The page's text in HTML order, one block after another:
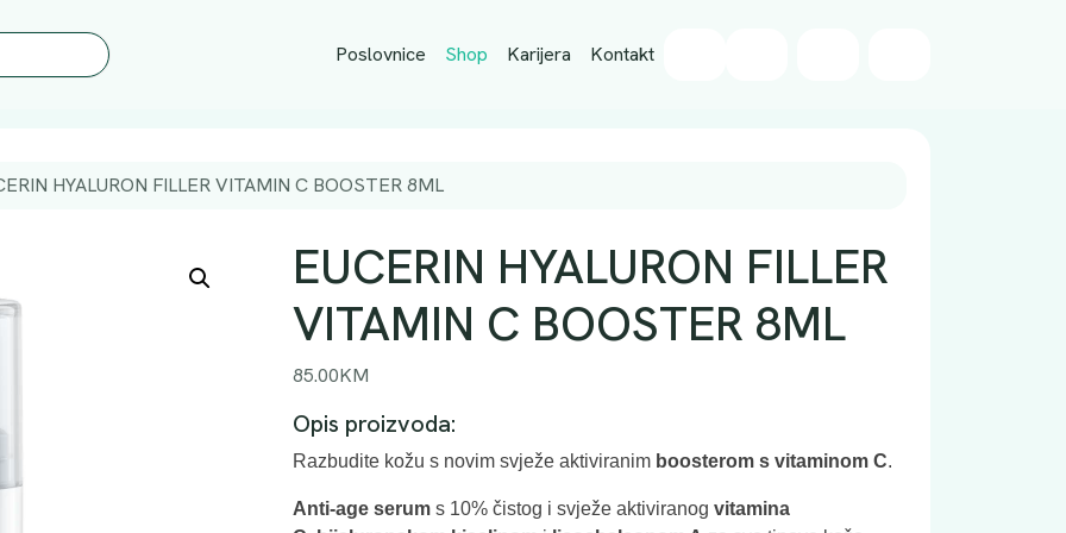
Poslovnice Shop Karijera Kontakt
HYALURON FILLER VITAMIN C BOOSTER 8ML
EUCERIN HYALURON FILLER
VITAMIN C BOOSTER 8ML
85.00KM
Opis proizvoda:
Razbudite kožu s novim svježe aktiviranim boosterom s vitaminom C.
Anti-age serum s 10% čistog i svježe aktiviranog vitamina